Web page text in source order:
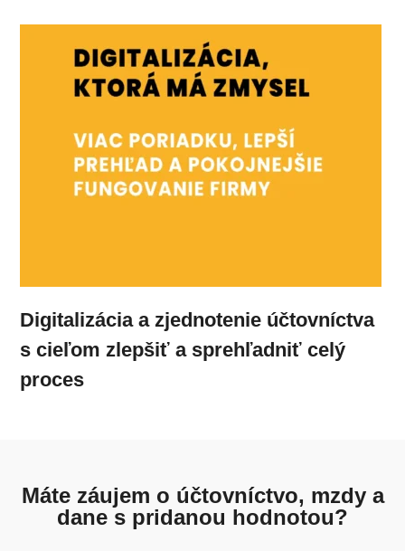
Digitalizácia a zjednotenie účtovníctva
s cieľom zlepšiť a sprehľadniť celý
proces
Máte záujem o účtovníctvo, mzdy a
dane s pridanou hodnotou?